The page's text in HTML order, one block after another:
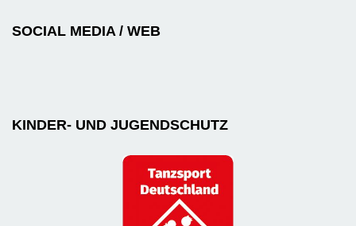
SOCIAL MEDIA / WEB
KINDER- UND JUGENDSCHUTZ